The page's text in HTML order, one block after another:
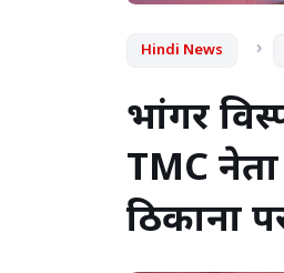
Hindi News
भांगर
TMC
ठिकानों